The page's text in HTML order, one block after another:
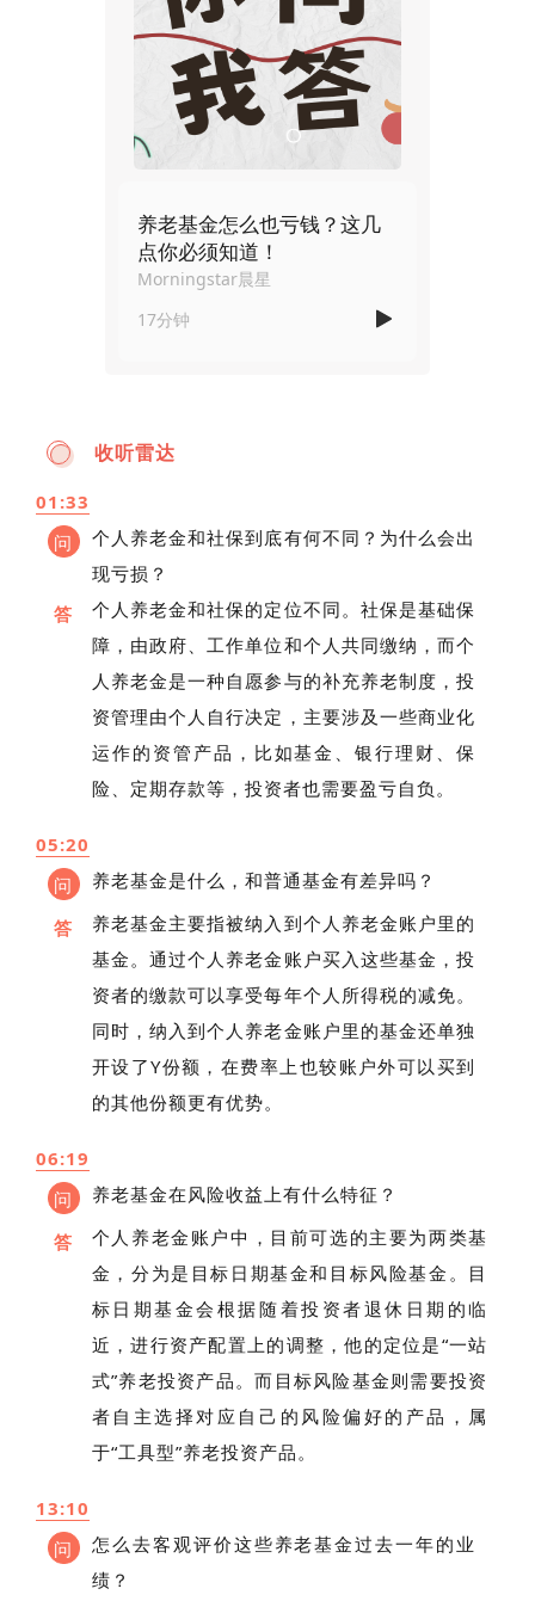
收听雷达
01:33
问
个人养老金和社保到底有何不同？为什么会出
现亏损？
答
个人养老金和社保的定位不同。社保是基础保
障，由政府、工作单位和个人共同缴纳，而个
人养老金是一种自愿参与的补充养老制度，投
资管理由个人自行决定，主要涉及一些商业化
运作的资管产品，比如基金、银行理财、保
险、定期存款等，投资者也需要盈亏自负。
05:20
问
养老基金是什么，和普通基金有差异吗？
答
养老基金主要指被纳入到个人养老金账户里的
基金。通过个人养老金账户买入这些基金，投
资者的缴款可以享受每年个人所得税的减免。
同时，纳入到个人养老金账户里的基金还单独
开设了Y份额，在费率上也较账户外可以买到
的其他份额更有优势。
06:19
问
养老基金在风险收益上有什么特征？
答
个人养老金账户中，目前可选的主要为两类基
金，分为是目标日期基金和目标风险基金。目
标日期基金会根据随着投资者退休日期的临
近，进行资产配置上的调整，他的定位是“一站
式”养老投资产品。而目标风险基金则需要投资
者自主选择对应自己的风险偏好的产品，属
于“工具型”养老投资产品。
13:10
问
怎么去客观评价这些养老基金过去一年的业
绩？